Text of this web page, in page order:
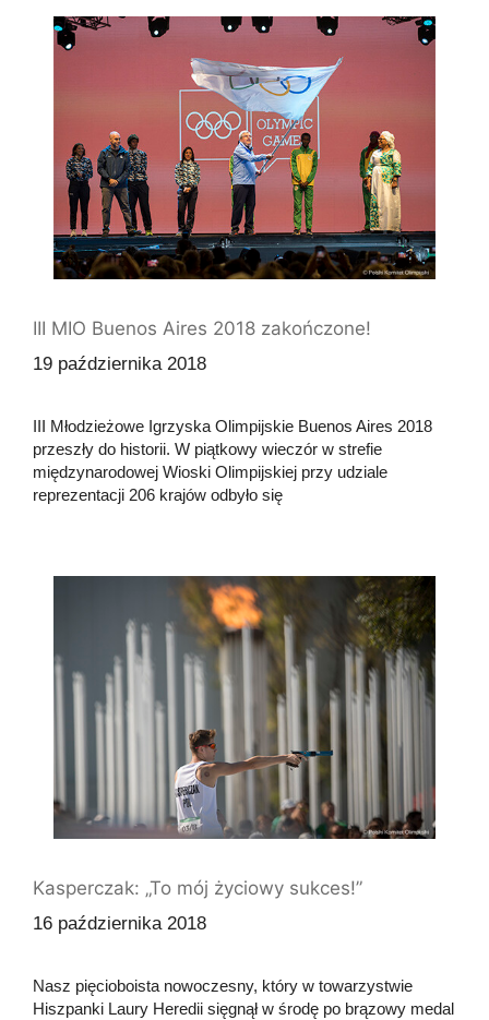
III MIO Buenos Aires 2018 zakończone!
19 października 2018
III Młodzieżowe Igrzyska Olimpijskie Buenos Aires 2018
przeszły do historii. W piątkowy wieczór w strefie
międzynarodowej Wioski Olimpijskiej przy udziale
reprezentacji 206 krajów odbyło się
Kasperczak: „To mój życiowy sukces!”
16 października 2018
Nasz pięcioboista nowoczesny, który w towarzystwie
Hiszpanki Laury Heredii sięgnął w środę po brązowy medal